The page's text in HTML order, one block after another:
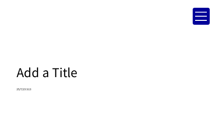
Add a Title
25/7/23 3:13